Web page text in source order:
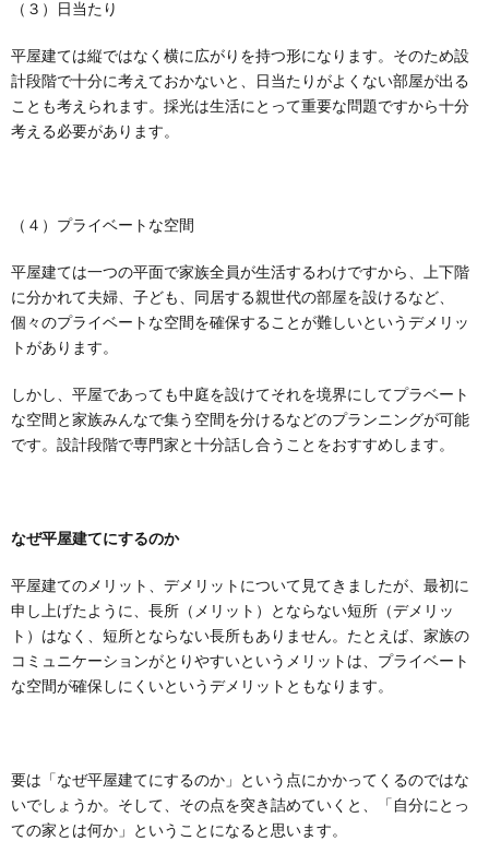
（３）日当たり
平屋建ては縦ではなく横に広がりを持つ形になります。そのため設
計段階で十分に考えておかないと、日当たりがよくない部屋が出る
ことも考えられます。採光は生活にとって重要な問題ですから十分
考える必要があります。
（４）プライベートな空間
平屋建ては一つの平面で家族全員が生活するわけですから、上下階
に分かれて夫婦、子ども、同居する親世代の部屋を設けるなど、
個々のプライベートな空間を確保することが難しいというデメリッ
トがあります。
しかし、平屋であっても中庭を設けてそれを境界にしてプラベート
な空間と家族みんなで集う空間を分けるなどのプランニングが可能
です。設計段階で専門家と十分話し合うことをおすすめします。
なぜ平屋建てにするのか
平屋建てのメリット、デメリットについて見てきましたが、最初に
申し上げたように、長所（メリット）とならない短所（デメリッ
ト）はなく、短所とならない長所もありません。たとえば、家族の
コミュニケーションがとりやすいというメリットは、プライベート
な空間が確保しにくいというデメリットともなります。
要は「なぜ平屋建てにするのか」という点にかかってくるのではな
いでしょうか。そして、その点を突き詰めていくと、「自分にとっ
ての家とは何か」ということになると思います。